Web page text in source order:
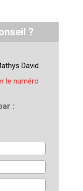
?
David
le numéro